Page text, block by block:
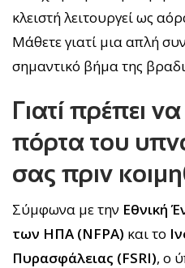
κλειστή λειτουργεί ως
Μάθετε γιατί μια απλή
σημαντικό βήμα της
Γιατί πρέπει
πόρτα του
σας πριν
Σύμφωνα με την Εθνική
των ΗΠΑ (NFPA) και το
Πυρασφάλειας (FSRI), ο